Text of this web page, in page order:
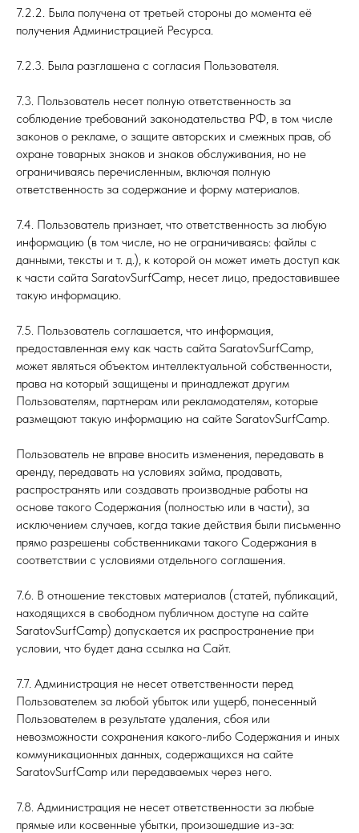
7.2.2. Была получена от третьей стороны до момента её
получения Администрацией Ресурса.
7.2.3. Была разглашена с согласия Пользователя.
7.3. Пользователь несет полную ответственность за
соблюдение требований законодательства РФ, в том числе
законов о рекламе, о защите авторских и смежных прав, об
охране товарных знаков и знаков обслуживания, но не
ограничиваясь перечисленным, включая полную
ответственность за содержание и форму материалов.
7.4. Пользователь признает, что ответственность за любую
информацию (в том числе, но не ограничиваясь: файлы с
данными, тексты и т. д.), к которой он может иметь доступ как
к части сайта SaratovSurfCamp, несет лицо, предоставившее
такую информацию.
7.5. Пользователь соглашается, что информация,
предоставленная ему как часть сайта SaratovSurfCamp,
может являться объектом интеллектуальной собственности,
права на который защищены и принадлежат другим
Пользователям, партнерам или рекламодателям, которые
размещают такую информацию на сайте SaratovSurfCamp.
Пользователь не вправе вносить изменения, передавать в
аренду, передавать на условиях займа, продавать,
распространять или создавать производные работы на
основе такого Содержания (полностью или в части), за
исключением случаев, когда такие действия были письменно
прямо разрешены собственниками такого Содержания в
соответствии с условиями отдельного соглашения.
7.6. В отношение текстовых материалов (статей, публикаций,
находящихся в свободном публичном доступе на сайте
SaratovSurfCamp) допускается их распространение при
условии, что будет дана ссылка на Сайт.
7.7. Администрация не несет ответственности перед
Пользователем за любой убыток или ущерб, понесенный
Пользователем в результате удаления, сбоя или
невозможности сохранения какого-либо Содержания и иных
коммуникационных данных, содержащихся на сайте
SaratovSurfCamp или передаваемых через него.
7.8. Администрация не несет ответственности за любые
прямые или косвенные убытки, произошедшие из-за: